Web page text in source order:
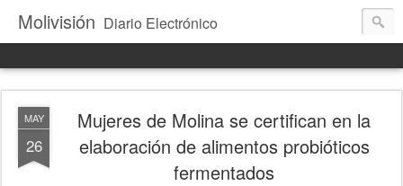
Molivisión Diario Electrónico
MAY
26
Mujeres de Molina se certifican en la
elaboración de alimentos probióticos
fermentados